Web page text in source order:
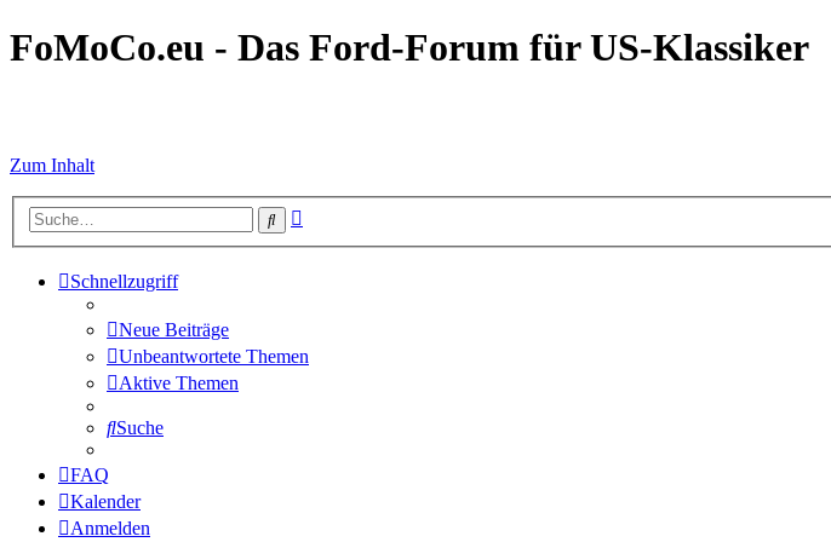
FoMoCo.eu - Das Ford-Forum für US-Klassiker
Zum Inhalt
Suche
Schnellzugriff
Neue Beiträge
Unbeantwortete Themen
Aktive Themen
Suche
FAQ
Kalender
Anmelden